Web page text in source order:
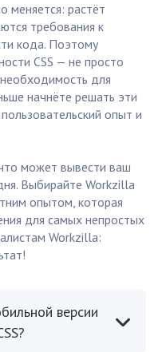
меняется: растёт
требования к
кода. Поэтому
CSS — не просто
для
начнёте решать эти
опыт и
может вывести ваш
Выбирайте Workzilla
опытом, которая
для самых непростых
Workzilla:
версии